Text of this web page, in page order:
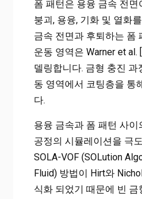
폼 패턴은 용융 금속 전
붕괴, 용융, 기화 및 열화
금속 전면과 후퇴하는 폼
운동 영역은 Warner et al.
델링합니다. 금형 충진
동 영역에서 코팅층을 통
다.
용융 금속과 폼 패턴 사이
공정의 시뮬레이션을 극
SOLA-VOF (SOLution
Fluid) 방법이 Hirt와
식화 되었기 때문에 빈